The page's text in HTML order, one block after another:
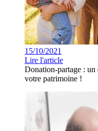
15/10/2021
Lire l'article
Donation-partage :
votre patrimoine !